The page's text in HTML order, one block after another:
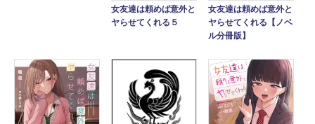
女友達は頼めば意外と
ヤらせてくれる５
女友達は頼めば意外と
ヤらせてくれる【ノベ
ル分冊版】